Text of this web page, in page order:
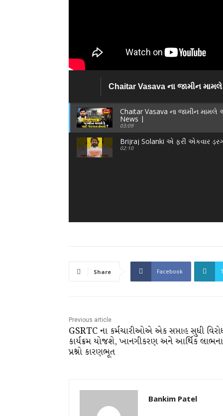
Chaitar Vasava ના જામીન
Chaitar Vasava ના જામીન
News |
03:09
Brijraj Solanki એ ફરી એકવાર
02:10
Share Facebook
Previous article
GSRTC ના કર્મચારીઓએ એક સપ્તાહ સુધી
કાર્યક્રમ યોજશે, ખાનગીકરણ અને આર્થિક લાભના
પ્રશ્નો કારણભૂત
Bankim Patel